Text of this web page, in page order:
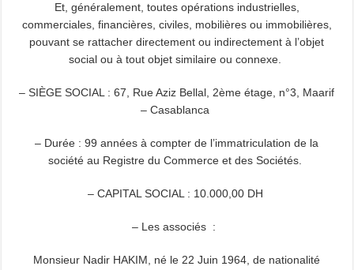
Et, généralement, toutes opérations industrielles,
commerciales, financières, civiles, mobilières ou immobilières,
pouvant se rattacher directement ou indirectement à l’objet
social ou à tout objet similaire ou connexe.
– SIÈGE SOCIAL : 67, Rue Aziz Bellal, 2ème étage, n°3, Maarif
– Casablanca
– Durée : 99 années à compter de l’immatriculation de la
société au Registre du Commerce et des Sociétés.
– CAPITAL SOCIAL : 10.000,00 DH
– Les associés :
Monsieur Nadir HAKIM, né le 22 Juin 1964, de nationalité